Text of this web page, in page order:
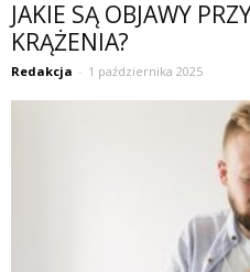
JAKIE SĄ OBJAWY
KRĄŻENIA?
Redakcja - 1 października 2025